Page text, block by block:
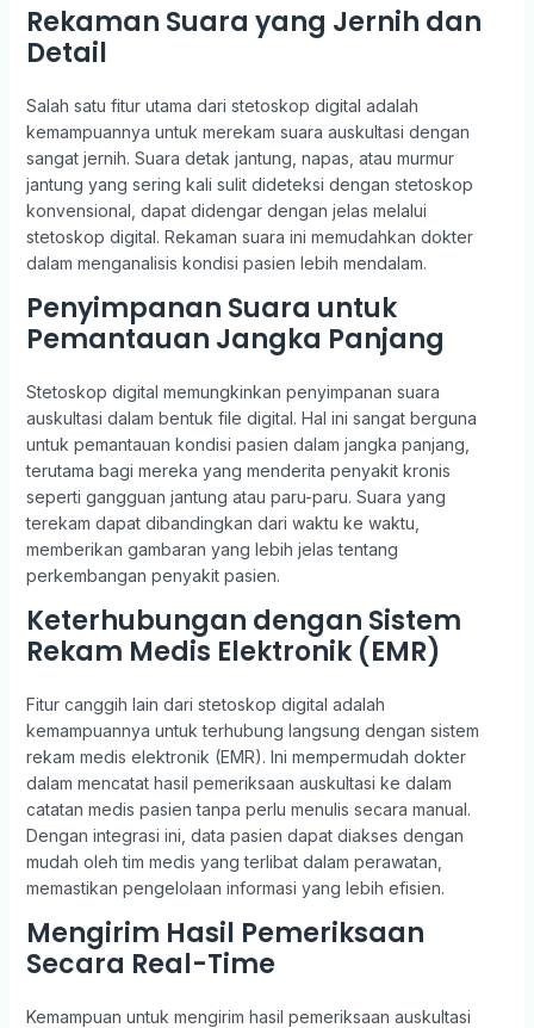
Rekaman Suara yang Jernih dan
Detail
Salah satu fitur utama dari stetoskop digital adalah
kemampuannya untuk merekam suara auskultasi dengan
sangat jernih. Suara detak jantung, napas, atau murmur
jantung yang sering kali sulit dideteksi dengan stetoskop
konvensional, dapat didengar dengan jelas melalui
stetoskop digital. Rekaman suara ini memudahkan dokter
dalam menganalisis kondisi pasien lebih mendalam.
Penyimpanan Suara untuk
Pemantauan Jangka Panjang
Stetoskop digital memungkinkan penyimpanan suara
auskultasi dalam bentuk file digital. Hal ini sangat berguna
untuk pemantauan kondisi pasien dalam jangka panjang,
terutama bagi mereka yang menderita penyakit kronis
seperti gangguan jantung atau paru-paru. Suara yang
terekam dapat dibandingkan dari waktu ke waktu,
memberikan gambaran yang lebih jelas tentang
perkembangan penyakit pasien.
Keterhubungan dengan Sistem
Rekam Medis Elektronik (EMR)
Fitur canggih lain dari stetoskop digital adalah
kemampuannya untuk terhubung langsung dengan sistem
rekam medis elektronik (EMR). Ini mempermudah dokter
dalam mencatat hasil pemeriksaan auskultasi ke dalam
catatan medis pasien tanpa perlu menulis secara manual.
Dengan integrasi ini, data pasien dapat diakses dengan
mudah oleh tim medis yang terlibat dalam perawatan,
memastikan pengelolaan informasi yang lebih efisien.
Mengirim Hasil Pemeriksaan
Secara Real-Time
Kemampuan untuk mengirim hasil pemeriksaan auskultasi